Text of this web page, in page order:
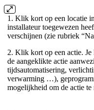
1. Klik kort op een locatie
installateur toegewezen
verschijnen (zie rubriek
2. Klik kort op een actie.
de aangeklikte actie
tijdsautomatisering,
verwarming …),
mogelijkheid om de actie te